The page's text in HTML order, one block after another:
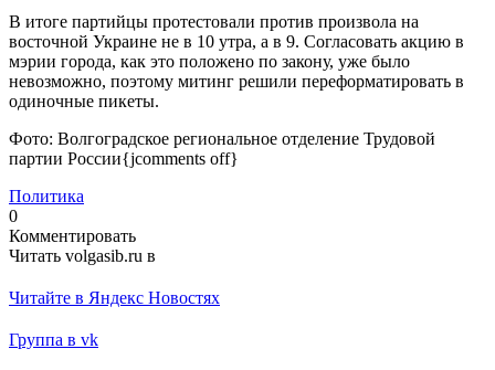
В итоге партийцы протестовали против произвола на
восточной Украине не в 10 утра, а в 9. Согласовать акцию в
мэрии города, как это положено по закону, уже было
невозможно, поэтому митинг решили переформатировать в
одиночные пикеты.
Фото: Волгоградское региональное отделение Трудовой
партии России{jcomments off}
Политика
0
Комментировать
Читать volgasib.ru в
Читайте в Яндекс Новостях
Группа в vk